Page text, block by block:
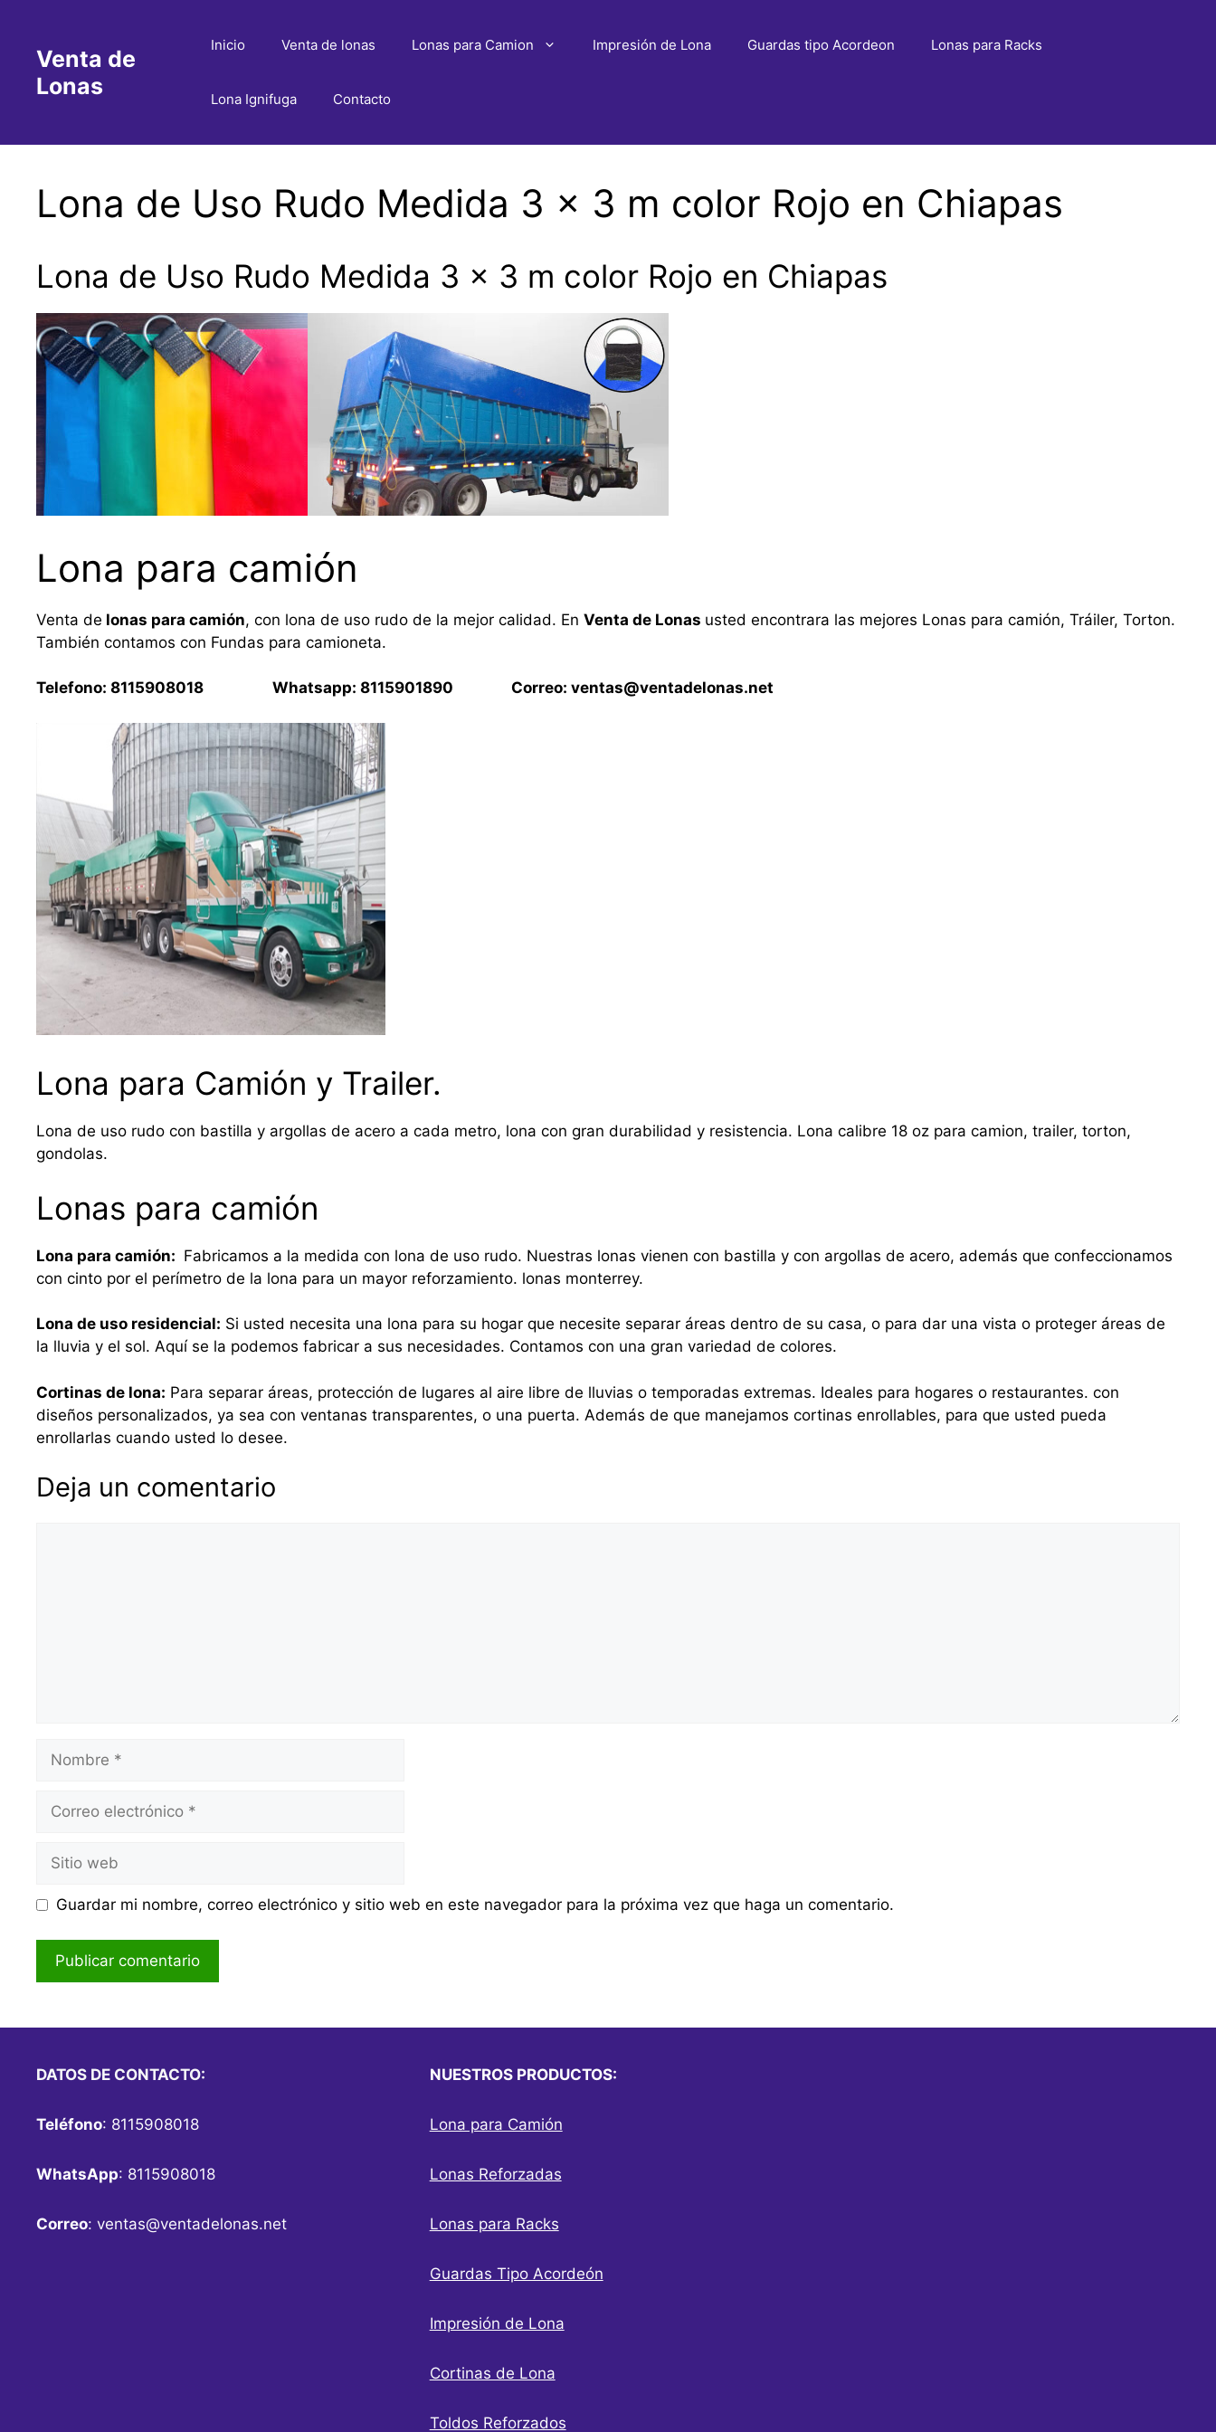
contenidoVenta de
Lonas
Inicio Venta de lonas Lonas para Camion Impresión de Lona Guardas tipo Acordeon Lonas para Racks
Lona Ignifuga Contacto
Lona de Uso Rudo Medida 3 x 3 m color Rojo en Chiapas
Lona de Uso Rudo Medida 3 x 3 m color Rojo en Chiapas
Lona para camión
Venta de lonas para camión, con lona de uso rudo de la mejor calidad. En Venta de Lonas usted encontrara las mejores Lonas para camión, Tráiler, Torton.
También contamos con Fundas para camioneta.
Telefono: 8115908018 Whatsapp: 8115901890 Correo: ventas@ventadelonas.net
Lona para Camión y Trailer.
Lona de uso rudo con bastilla y argollas de acero a cada metro, lona con gran durabilidad y resistencia. Lona calibre 18 oz para camion, trailer, torton,
gondolas.
Lonas para camión
Lona para camión: Fabricamos a la medida con lona de uso rudo. Nuestras lonas vienen con bastilla y con argollas de acero, además que confeccionamos
con cinto por el perímetro de la lona para un mayor reforzamiento. lonas monterrey.
Lona de uso residencial: Si usted necesita una lona para su hogar que necesite separar áreas dentro de su casa, o para dar una vista o proteger áreas de
la lluvia y el sol. Aquí se la podemos fabricar a sus necesidades. Contamos con una gran variedad de colores.
Cortinas de lona: Para separar áreas, protección de lugares al aire libre de lluvias o temporadas extremas. Ideales para hogares o restaurantes. con
diseños personalizados, ya sea con ventanas transparentes, o una puerta. Además de que manejamos cortinas enrollables, para que usted pueda
enrollarlas cuando usted lo desee.
Deja un comentario
Nombre
Correo
Sitio
web
Guardar mi nombre, correo electrónico y sitio web en este navegador para la próxima vez que haga un comentario.
DATOS DE CONTACTO:
Teléfono: 8115908018
WhatsApp: 8115908018
Correo: ventas@ventadelonas.net
NUESTROS PRODUCTOS:
Lona para Camión
Lonas Reforzadas
Lonas para Racks
Guardas Tipo Acordeón
Impresión de Lona
Cortinas de Lona
Toldos Reforzados